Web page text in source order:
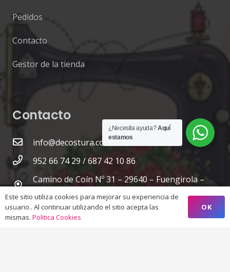
Pedidos
Contacto
Gestor de la tienda
Contacto
info@decostura.com
952 66 74 29 / 687 42 10 86
Camino de Coín Nº 31 – 29640 – Fuengirola –
Málaga
¿Necesita ayuda?Aquí
estamos
Este sitio utiliza cookies para mejorar su experiencia de
usuario.. Al continuar utilizando el sitio acepta las
mismas. Politica Cookies
OK